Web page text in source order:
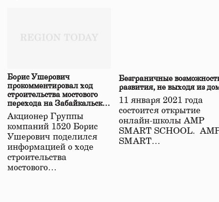
Борис Ушерович
прокомментировал ход
строительства мостового
перехода на Забайкальской
железной дороге
Акционер Группы
компаний 1520 Борис
Ушерович поделился
информацией о ходе
строительства
мостового…
Безграничные
развития, не выходя из
11 января 2021 года
состоится открытие
онлайн-школы АМР
SMART SCHOOL.
SMART…